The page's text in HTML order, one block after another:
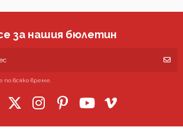
за нашия бюлетин
всяко време.